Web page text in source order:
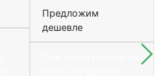
Предложим
дешевле